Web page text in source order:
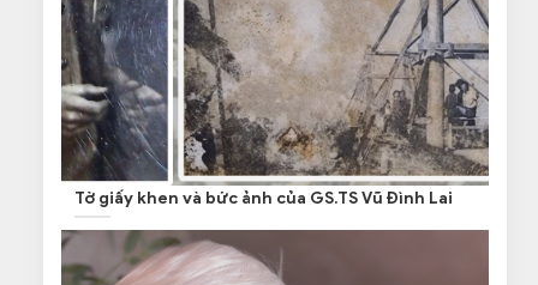
Tờ giấy khen và bức ảnh của GS.TS Vũ Đình Lai